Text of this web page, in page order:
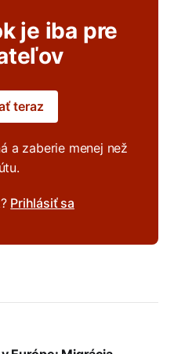
je iba pre
teraz
a zaberie menej než
Prihlásiť sa